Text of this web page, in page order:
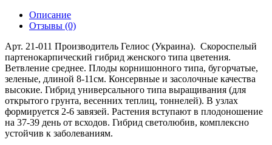
Описание
Отзывы (0)
Арт. 21-011 Производитель Гелиос (Украина). Скороспелый
партенокарпический гибрид женского типа цветения.
Ветвление среднее. Плоды корнишонного типа, бугорчатые,
зеленые, длиной 8-11см. Консервные и засолочные качества
высокие. Гибрид универсального типа выращивания (для
открытого грунта, весенних теплиц, тоннелей). В узлах
формируется 2-6 завязей. Растения вступают в плодоношение
на 37-39 день от всходов. Гибрид светолюбив, комплексно
устойчив к заболеваниям.